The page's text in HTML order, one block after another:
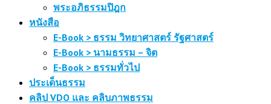
พระอภิธรรมปิฎก
หนังสือ
E-Book > ธรรม วิทยาศาสตร์ รัฐศาสตร์
E-Book > นามธรรม – จิต
E-Book > ธรรมทั่วไป
ประเด็นธรรม
คลิป VDO และ คลิบภาพธรรม